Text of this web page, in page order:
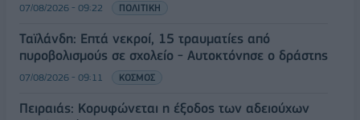
07/08/2026 - 09:22 ΠΟΛΙΤΙΚΗ
Ταϊλάνδη: Επτά νεκροί, 15 τραυματίες από
πυροβολισμούς σε σχολείο - Αυτοκτόνησε ο δράστης
07/08/2026 - 09:11 ΚΟΣΜΟΣ
Πειραιάς: Κορυφώνεται η έξοδος των αδειούχων